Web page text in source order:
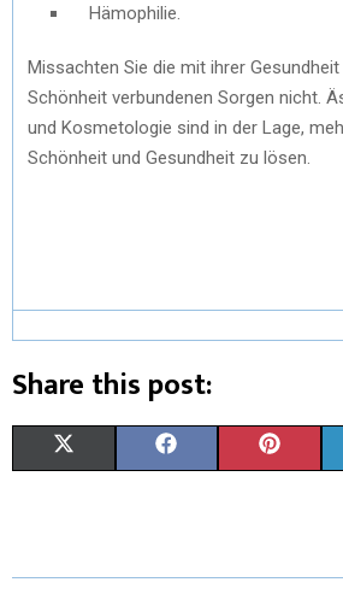
Hämophilie.
Missachten Sie die mit ihrer
Schönheit verbundenen Sorgen nicht.
und Kosmetologie sind in der Lage,
Schönheit und Gesundheit zu lösen.
Share this post:
W E T